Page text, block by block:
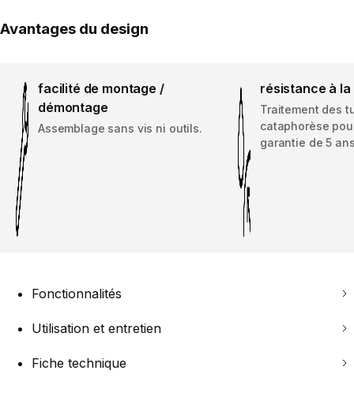
Avantages du design
facilité de montage /
démontage
Assemblage sans vis ni outils.
résistance à
Traitement des
cataphorèse
garantie de 5
Fonctionnalités
Utilisation et entretien
Fiche technique